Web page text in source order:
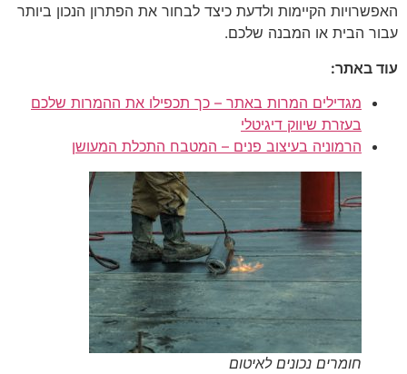
האפשרויות הקיימות ולדעת כיצד לבחור את הפתרון הנכון ביותר
עבור הבית או המבנה שלכם.
עוד באתר:
מגדילים המרות באתר – כך תכפילו את ההמרות שלכם
בעזרת שיווק דיגיטלי
הרמוניה בעיצוב פנים – המטבח התכלת המעושן
חומרים נכונים לאיטום